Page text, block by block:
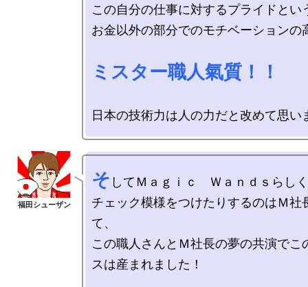
この自分の仕事に対するプライドとい
お金以外の部分でのモチベーションの
ミスター職人氣質！！
そ してＭａｇｉｃ　Ｗａｎｄｓらし
チェック模様をつけたりするのはＭ社
て、
この職人さんとＭ社長の夢の共演でこ
スは産まれました！